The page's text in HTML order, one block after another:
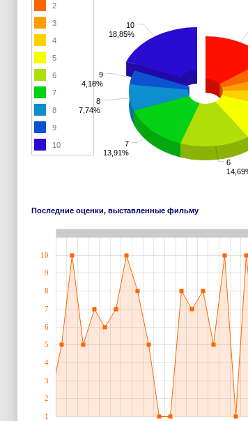
10
18,85%
9
4,18%
8
7,74%
7
13,91%
6
2
3
4
5
6
7
8
9
10
Последние оценки, выставленные фильму
1
2
3
4
5
6
7
8
9
10